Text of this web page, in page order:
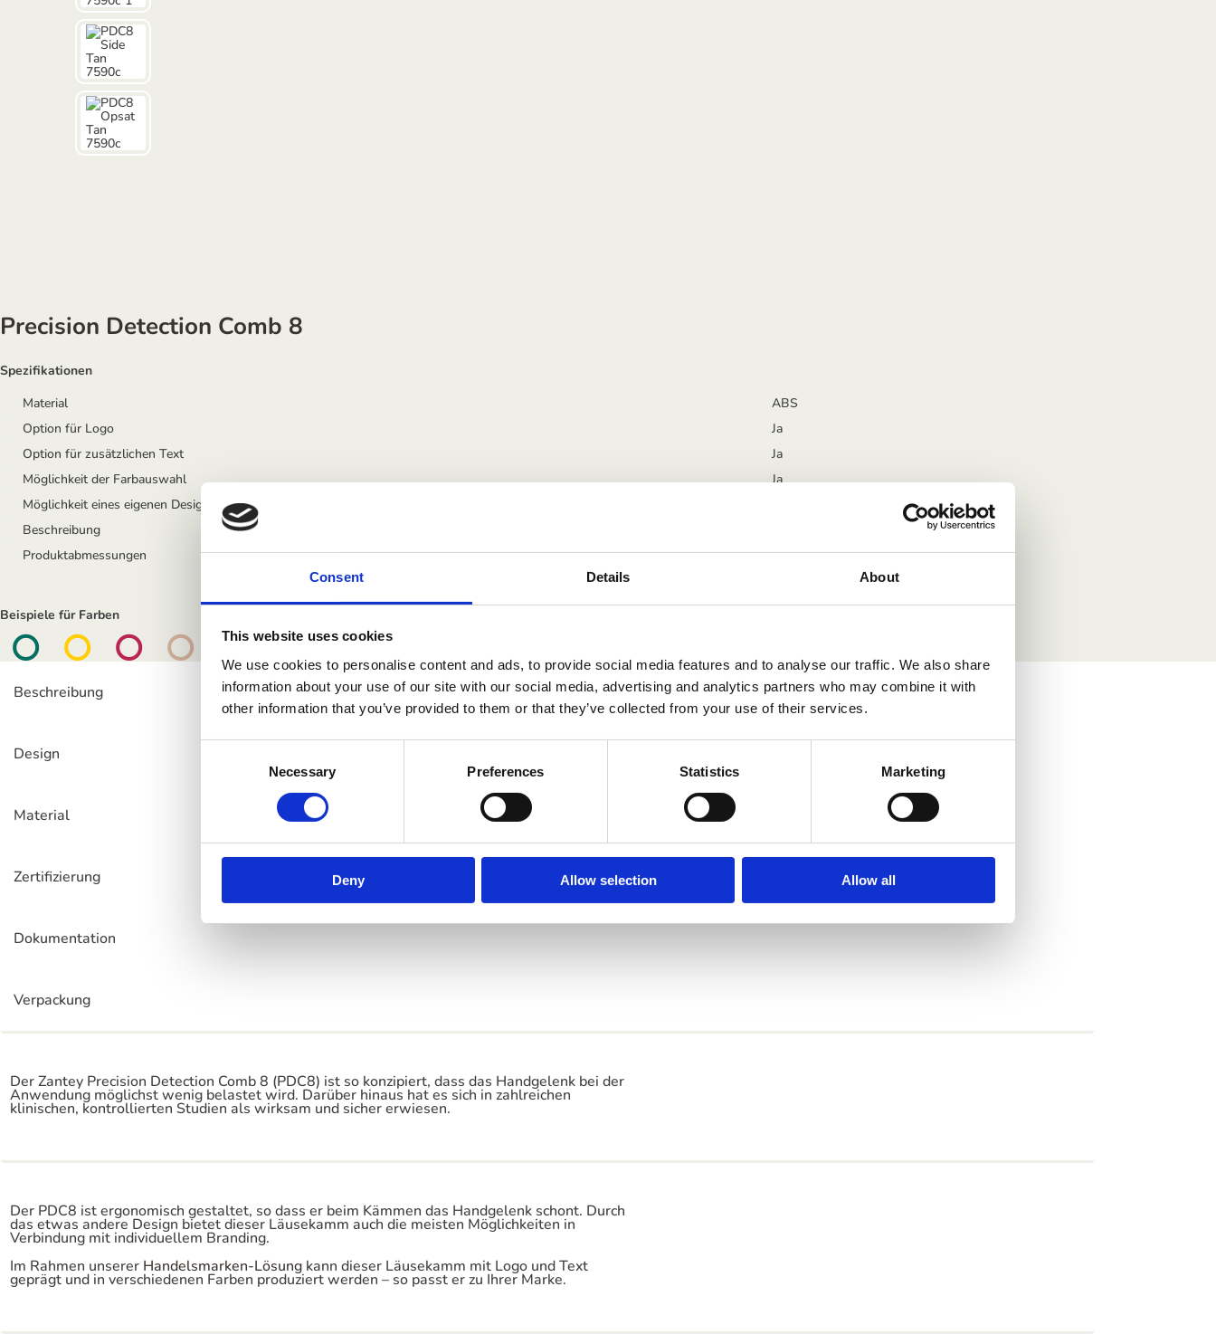
Consent Details About
This website uses cookies
We use cookies to personalise content and ads, to provide social media features and to analyse our traffic. We also share
information about your use of our site with our social media, advertising and analytics partners who may combine it with
other information that you’ve provided to them or that they’ve collected from your use of their services.
Necessary Preferences Statistics Marketing
Deny Allow selection Allow all
Precision Detection Comb 8
Spezifikationen
Material
ABS
Option für Logo
Ja
Option für zusätzlichen Text
Ja
Möglichkeit der Farbauswahl
Ja
Möglichkeit eines eigenen Designs mit Eigenmarke
Beschreibung
Produktabmessungen
L: 80 mm, H: 54,50 mm
Beispiele für Farben
   
Beschreibung
Design
Material
Zertifizierung
Dokumentation
Verpackung
Der Zantey Precision Detection Comb 8 (PDC8) ist so konzipiert, dass das Handgelenk bei der
Anwendung möglichst wenig belastet wird. Darüber hinaus hat es sich in zahlreichen
klinischen, kontrollierten Studien als wirksam und sicher erwiesen.
Der PDC8 ist ergonomisch gestaltet, so dass er beim Kämmen das Handgelenk schont. Durch
das etwas andere Design bietet dieser Läusekamm auch die meisten Möglichkeiten in
Verbindung mit individuellem Branding.
Im Rahmen unserer Handelsmarken-Lösung kann dieser Läusekamm mit Logo und Text
geprägt und in verschiedenen Farben produziert werden – so passt er zu Ihrer Marke.